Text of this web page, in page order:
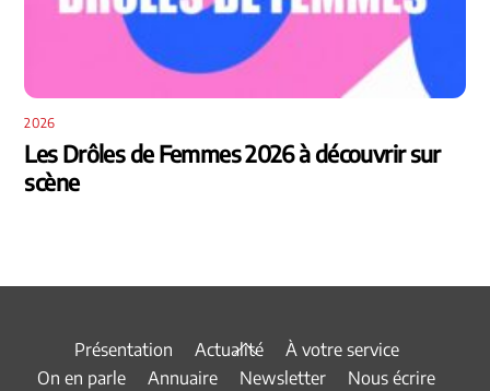
2026
Les Drôles de Femmes 2026 à découvrir sur
scène
Back
To
Présentation Actualité
À votre service
On en parle
Annuaire Newsletter Nous écrire